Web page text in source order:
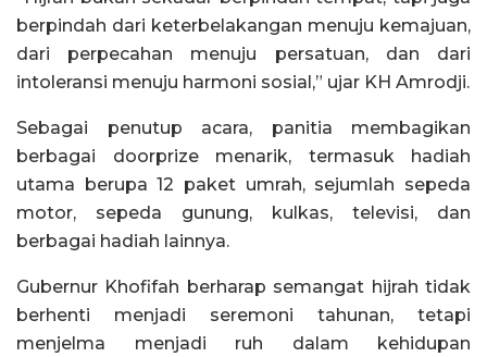
berpindah dari keterbelakangan menuju kemajuan,
dari perpecahan menuju persatuan, dan dari
intoleransi menuju harmoni sosial,” ujar KH Amrodji.
Sebagai penutup acara, panitia membagikan
berbagai doorprize menarik, termasuk hadiah
utama berupa 12 paket umrah, sejumlah sepeda
motor, sepeda gunung, kulkas, televisi, dan
berbagai hadiah lainnya.
Gubernur Khofifah berharap semangat hijrah tidak
berhenti menjadi seremoni tahunan, tetapi
menjelma menjadi ruh dalam kehidupan